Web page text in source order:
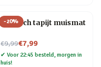
-20%
Perzisch tapijt muismat
€9,99
Nu voor€7,99
✔ Voor 22:45 besteld, morgen in
huis!